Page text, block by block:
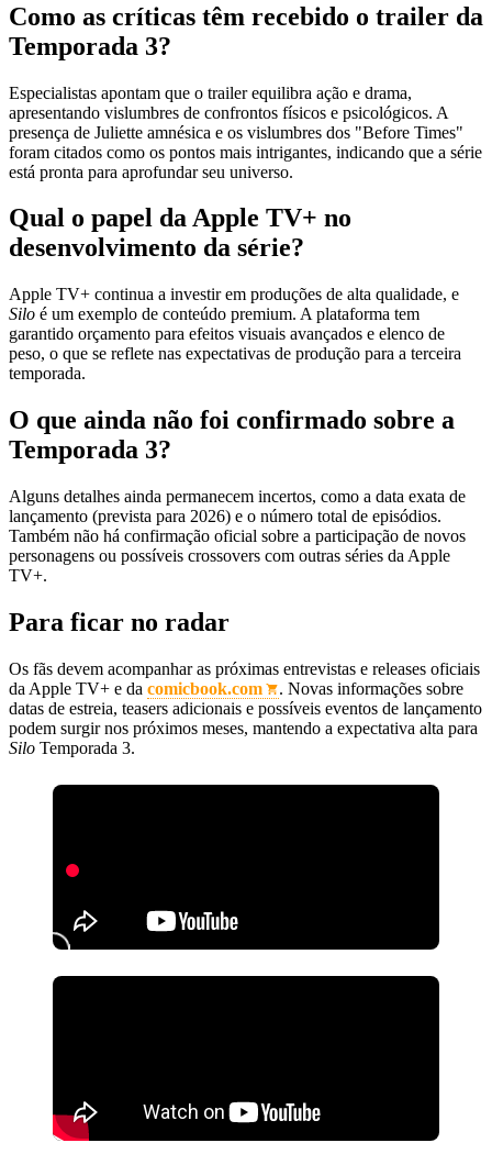
Como as críticas têm recebido o trailer da
Temporada 3?
Especialistas apontam que o trailer equilibra ação e drama,
apresentando vislumbres de confrontos físicos e psicológicos. A
presença de Juliette amnésica e os vislumbres dos "Before Times"
foram citados como os pontos mais intrigantes, indicando que a série
está pronta para aprofundar seu universo.
Qual o papel da Apple TV+ no
desenvolvimento da série?
Apple TV+ continua a investir em produções de alta qualidade, e
Silo é um exemplo de conteúdo premium. A plataforma tem
garantido orçamento para efeitos visuais avançados e elenco de
peso, o que se reflete nas expectativas de produção para a terceira
temporada.
O que ainda não foi confirmado sobre a
Temporada 3?
Alguns detalhes ainda permanecem incertos, como a data exata de
lançamento (prevista para 2026) e o número total de episódios.
Também não há confirmação oficial sobre a participação de novos
personagens ou possíveis crossovers com outras séries da Apple
TV+.
Para ficar no radar
Os fãs devem acompanhar as próximas entrevistas e releases oficiais
da Apple TV+ e da comicbook.com
. Novas informações sobre
datas de estreia, teasers adicionais e possíveis eventos de lançamento
podem surgir nos próximos meses, mantendo a expectativa alta para
Silo Temporada 3.